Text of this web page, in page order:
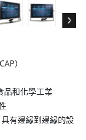
）
品和化學工業
有邊緣到邊緣的設